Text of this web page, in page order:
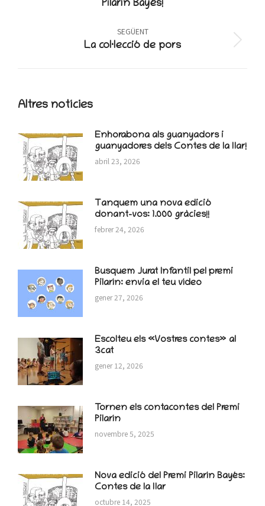
post:
Pilarín Bayés!
SEGÜENT
Next
La col·lecció de pors
Altres notícies
Enhorabona als guanyadors i
guanyadores dels Contes de la llar!
abril 23, 2026
Tanquem una nova edició
donant-vos: 1.000 gràcies!!
febrer 24, 2026
Busquem Jurat Infantil pel premi
Pilarín: envia el teu vídeo
gener 27, 2026
Escolteu els «Vostres contes» al
3cat
gener 12, 2026
Tornen els contacontes del Premi
Pilarín
novembre 5, 2025
Nova edició del Premi Pilarín Bayés:
Contes de la llar
octubre 14, 2025